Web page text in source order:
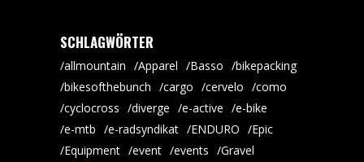
SCHLAGWÖRTER
allmountain Apparel Basso
bikepacking
bikesofthebunch
cargo cervelo
como
cyclocross
diverge e-active
e-bike
e-mtb
e-radsyndikat ENDURO
Epic
Equipment
event events
Gravel